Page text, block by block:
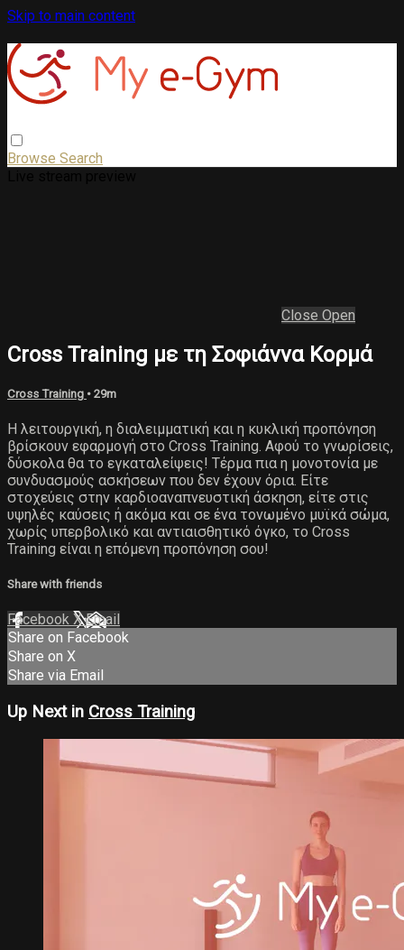
Skip to main content
Browse Search
Close Open
Cross Training με τη Σοφιάννα Κορμά
Cross Training • 29m
Η λειτουργική, η διαλειμματική και η κυκλική προπόνηση
βρίσκουν εφαρμογή στο Cross Training. Αφού το γνωρίσεις,
δύσκολα θα το εγκαταλείψεις! Τέρμα πια η μονοτονία με
συνδυασμούς ασκήσεων που δεν έχουν όρια. Είτε
στοχεύεις στην καρδιοαναπνευστική άσκηση, είτε στις
υψηλές καύσεις ή ακόμα και σε ένα τονωμένο μυϊκά σώμα,
χωρίς υπερβολικό και αντιαισθητικό όγκο, το Cross
Training είναι η επόμενη προπόνηση σου!
Share with friends
Facebook XEmail
Share on Facebook
Share on X
Share via Email
Up Next in Cross Training